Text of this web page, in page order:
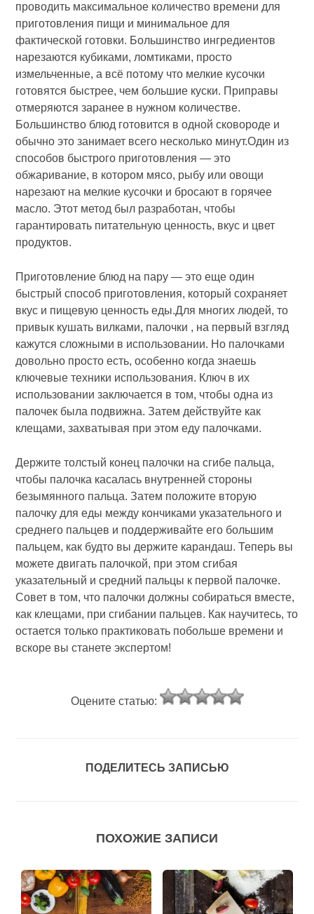
проводить максимальное количество времени для
приготовления пищи и минимальное для
фактической готовки. Большинство ингредиентов
нарезаются кубиками, ломтиками, просто
измельченные, а всё потому что мелкие кусочки
готовятся быстрее, чем большие куски. Приправы
отмеряются заранее в нужном количестве.
Большинство блюд готовится в одной сковороде и
обычно это занимает всего несколько минут.Один из
способов быстрого приготовления — это
обжаривание, в котором мясо, рыбу или овощи
нарезают на мелкие кусочки и бросают в горячее
масло. Этот метод был разработан, чтобы
гарантировать питательную ценность, вкус и цвет
продуктов.
Приготовление блюд на пару — это еще один
быстрый способ приготовления, который сохраняет
вкус и пищевую ценность еды.Для многих людей, то
привык кушать вилками, палочки , на первый взгляд
кажутся сложными в использовании. Но палочками
довольно просто есть, особенно когда знаешь
ключевые техники использования. Ключ в их
использовании заключается в том, чтобы одна из
палочек была подвижна. Затем действуйте как
клещами, захватывая при этом еду палочками.
Держите толстый конец палочки на сгибе пальца,
чтобы палочка касалась внутренней стороны
безымянного пальца. Затем положите вторую
палочку для еды между кончиками указательного и
среднего пальцев и поддерживайте его большим
пальцем, как будто вы держите карандаш. Теперь вы
можете двигать палочкой, при этом сгибая
указательный и средний пальцы к первой палочке.
Совет в том, что палочки должны собираться вместе,
как клещами, при сгибании пальцев. Как научитесь, то
остается только практиковать побольше времени и
вскоре вы станете экспертом!
Оцените статью:
ПОДЕЛИТЕСЬ ЗАПИСЬЮ
ПОХОЖИЕ ЗАПИСИ